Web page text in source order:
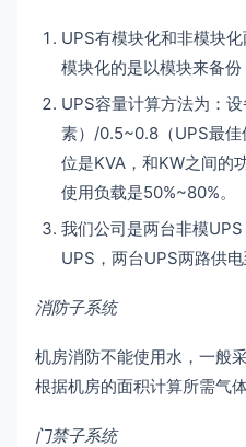
UPS有模块化和非模块
模块化的是以模块来备份
UPS容量计算方法为：
素）/0.5~0.8（UPS最
位是KVA，和KW之间的
使用负载是50%~80%。
我们公司是两台非模
UPS，两台UPS两路供电
消防子系统
机房消防不能使用水，一般
根据机房的面积计算所需气体
门禁子系统